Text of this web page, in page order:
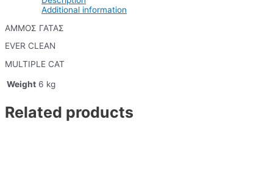
Additional information
ΑΜΜΟΣ ΓΑΤΑΣ
EVER CLEAN
MULTIPLE CAT
Weight 6 kg
Related products